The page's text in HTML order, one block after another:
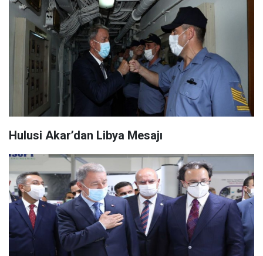
Hulusi Akar’dan Libya Mesajı